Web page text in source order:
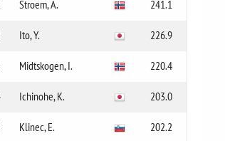
Stroem, A. 241.1
Ito, Y. 226.9
Midtskogen, I. 220.4
Ichinohe, K. 203.0
Klinec, E. 202.2